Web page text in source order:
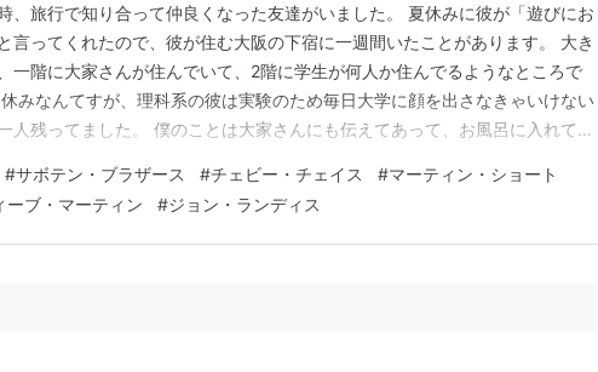
ィッシュ（1997）＜未＞ 出演
ジャングル （1997） 出演
ック！ （1996） 出演
（1995） 出演
ュラシック・ボーイ）（1994）＜未＞ 出演
1994） 声の出演
、旅行で知り合って仲良くなった友達がいました。 夏休みに彼が「遊びにお
言ってくれたので、彼が住む大阪の下宿に一週間いたことがあります。 大き
一階に大家さんが住んでいて、2階に学生が何人か住んでるようなところで
みなんてすが、理科系の彼は実験のため毎日大学に顔を出さなきゃいけない
人残ってました。 僕のことは大家さんにも伝えてあって、お風呂に入れても
ろんな映画を見てました。ヒッチコックが好きでほとんど見てたんじゃないか
の彼が「ウィー・アー・スリー・アミーゴス」って…
#サボテン・ブラザース #チェビー・チェイス #マーティン・ショート
ーブ・マーティン #ジョン・ランディス